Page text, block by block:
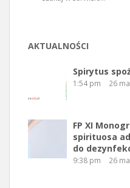
AKTUALNOŚCI
Spirytus
1:54 pm 26
FP XI
spirituosa
do
9:38 pm 26